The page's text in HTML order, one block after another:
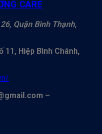
CARE
Quận Bình Thạnh,
11, Hiệp Bình Chánh,
–